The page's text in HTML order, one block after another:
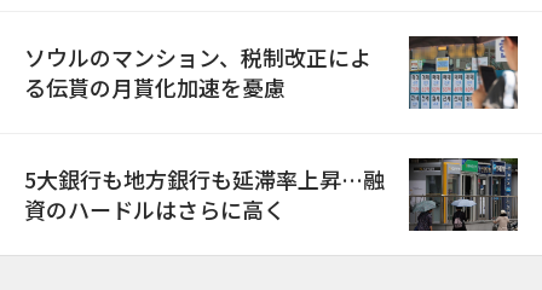
ソウルのマンション、税制改正によ
る伝貰の月貰化加速を憂慮
5大銀行も地方銀行も延滞率上昇…融
資のハードルはさらに高く